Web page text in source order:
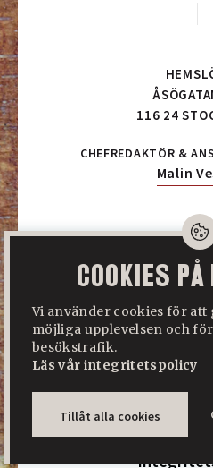
116 24
CHEFREDAKTÖR &
Malin
Om
Om din
Cookies
Vi använder cookies för att
möjliga upplevelsen och
besökstrafik.
Läs vår integritetspolicy
Tillåt alla cookies